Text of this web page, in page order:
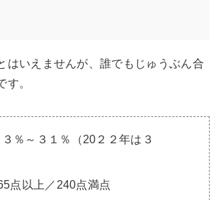
はいえませんが、誰でもじゅうぶん合
す。
％～３１％（20２２年は３
点以上／240点満点